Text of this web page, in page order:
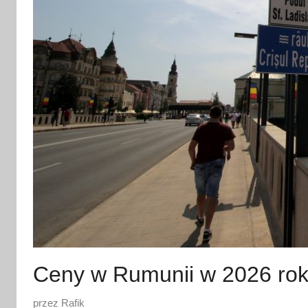
Ceny w Rumunii w 2026
O
przez Rafik